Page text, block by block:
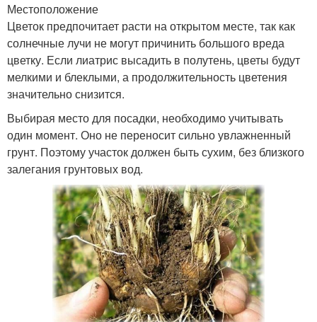
Местоположение
Цветок предпочитает расти на открытом месте, так как
солнечные лучи не могут причинить большого вреда
цветку. Если лиатрис высадить в полутень, цветы будут
мелкими и блеклыми, а продолжительность цветения
значительно снизится.
Выбирая место для посадки, необходимо учитывать
один момент. Оно не переносит сильно увлажненный
грунт. Поэтому участок должен быть сухим, без близкого
залегания грунтовых вод.